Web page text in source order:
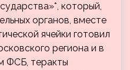
который,
органов, вместе
ячейки готовил
региона и в
ФСБ, теракты